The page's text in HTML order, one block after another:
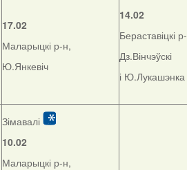
17.02
Маларыцкі р-н,
Ю.Янкевіч
14.02
Бераставіцкі
Дз.Вінчэўскі
і Ю.Лукашэнка
Зімавалі
10.02
Маларыцкі р-н,